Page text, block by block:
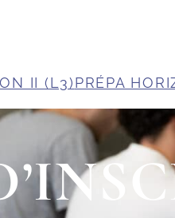
II (L3)PRÉPA